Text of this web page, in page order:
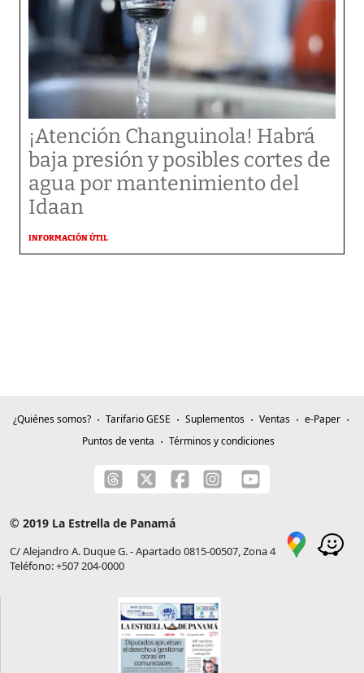
¡Atención Changuinola! Habrá
baja presión y posibles cortes de
agua por mantenimiento del
Idaan
INFORMACIÓN ÚTIL
¿Quiénes somos? Tarifario GESE Suplementos Ventas
e-Paper
Puntos de venta
Términos y condiciones
© 2019 La Estrella de Panamá
C/ Alejandro A. Duque G. - Apartado 0815-00507, Zona 4
Teléfono: +507 204-0000